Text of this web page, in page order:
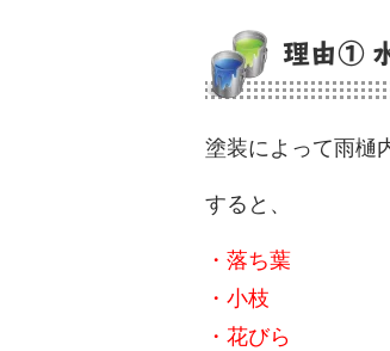
理由①
塗装によって雨樋
すると、
・落ち葉
・小枝
・花びら